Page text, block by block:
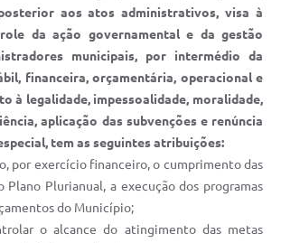
aos atos administrativos, visa à
da ação governamental e da gestão
municipais, por intermédio da
financeira, orçamentária, operacional e
à legalidade, impessoalidade, moralidade,
aplicação das subvenções e renúncia
tem as seguintes atribuições:
por exercício financeiro, o cumprimento das
Plano Plurianual, a execução dos programas
do Município;
o alcance do atingimento das metas